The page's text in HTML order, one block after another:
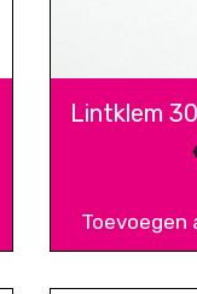
Lintklem
Toevoegen